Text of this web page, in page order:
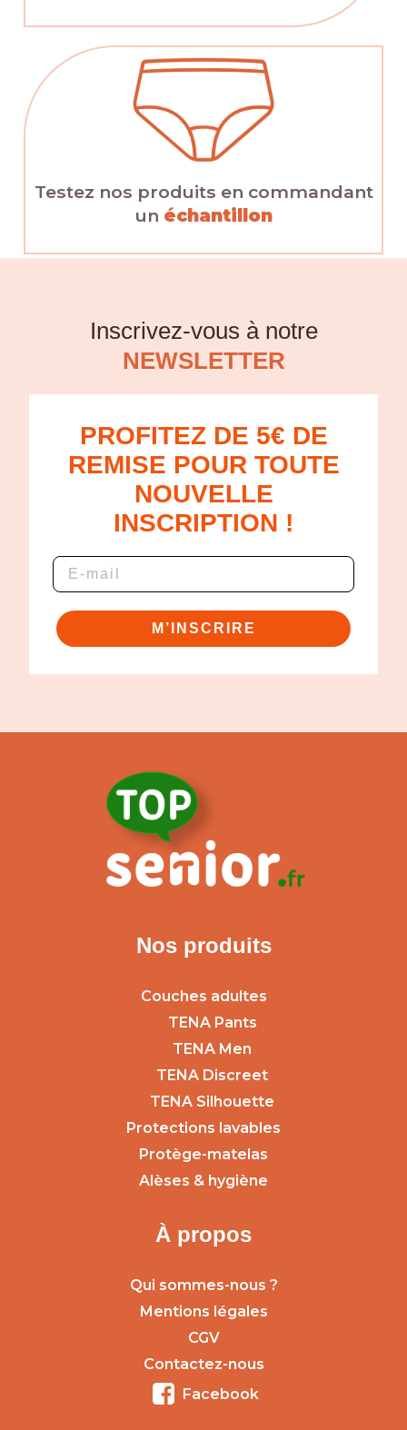
Testez nos produits en commandant
un échantillon
Inscrivez-vous à notre
NEWSLETTER
PROFITEZ DE 5€ DE
REMISE POUR TOUTE
NOUVELLE
INSCRIPTION !
M’INSCRIRE
Nos produits
Couches adultes
TENA Pants
TENA Men
TENA Discreet
TENA Silhouette
Protections lavables
Protège-matelas
Alèses & hygiène
À propos
Qui sommes-nous ?
Mentions légales
CGV
Contactez-nous
Facebook